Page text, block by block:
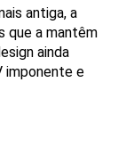
antiga, a
que a mantêm
ainda
imponente e